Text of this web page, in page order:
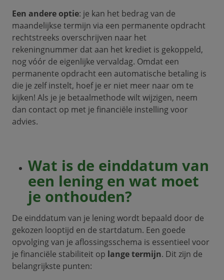
Een andere optie: je kan het bedrag van de
maandelijkse termijn via een permanente opdracht
rechtstreeks overschrijven naar het
rekeningnummer dat aan het krediet is gekoppeld,
nog vóór de eigenlijke vervaldag. Omdat een
permanente opdracht een automatische betaling is
die je zelf instelt, hoef je er niet meer naar om te
kijken! Als je je betaalmethode wilt wijzigen, neem
dan contact op met je financiële instelling voor
advies.
Wat is de einddatum van
een lening en wat moet
je onthouden?
De einddatum van je lening wordt bepaald door de
gekozen looptijd en de startdatum. Een goede
opvolging van je aflossingsschema is essentieel voor
je financiële stabiliteit op lange termijn. Dit zijn de
belangrijkste punten: